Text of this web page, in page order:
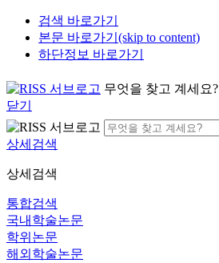
검색 바로가기
본문 바로가기(skip to content)
하단정보 바로가기
무엇을 찾고 계세요?
닫기
상세검색
상세검색
통합검색
국내학술논문
학위논문
해외학술논문